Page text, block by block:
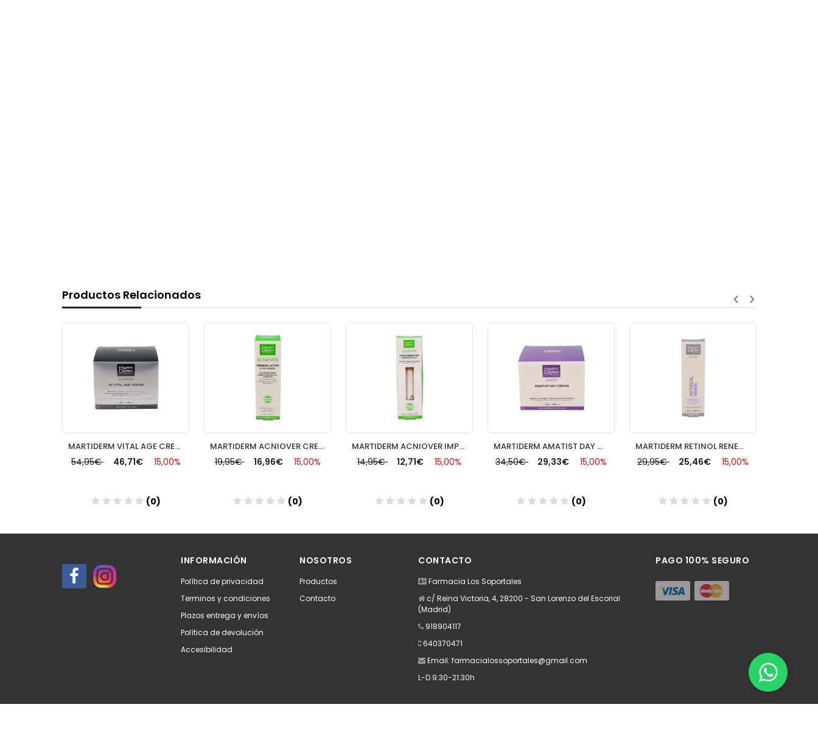
Productos Relacionados
MARTIDERM VITAL AGE CREMA P SECA Y MUY SECA 50
46,71€ 15,00%
(0)
MARTIDERM ACNIOVER CREMIGEL ACTIVO 40 ML
19,95€ 16,96€ 15,00%
(0)
MARTIDERM ACNIOVER IMPER STICK
14,95€ 12,71€ 15,00%
(0)
MARTIDERM AMATIST DAY CREAM 1 TUBO 50 ML
34,50€ 29,33€ 15,00%
(0)
MARTIDERM RETINOL RENEW 1 ENVASE 20 ML
29,95€ 25,46€ 15,00%
(0)
29,95€
INFORMACIÓN
Política de privacidad
Terminos y condiciones
Plazos entrega y envíos
Política de devolución
Accesibilidad
NOSOTROS
Productos
Contacto
CONTACTO
Farmacia Los Soportales
c/ Reina Victoria, 4, 28200 - San Lorenzo del Escorial
(Madrid)
918904117
640370471
Email: farmacialossoportales@gmail.com
L-D 9:30-21:30h
PAGO 100% SEGURO